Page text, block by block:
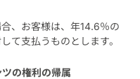
、お客様は、年14.6％の
て支払うものとします。
の権利の帰属